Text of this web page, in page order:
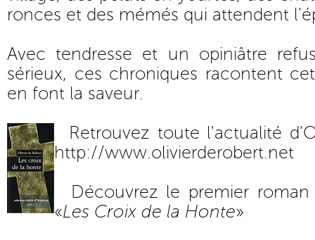
ronces et des mémés qui attendent
Avec tendresse et un opiniâtre
sérieux, ces chroniques racontent
en font la saveur.
Retrouvez toute l'actualité
http://www.olivierderobert.net
Découvrez le premier
«Les Croix de la Honte»